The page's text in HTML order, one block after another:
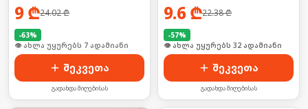
9 ₾24.02₾
-63%
🛒 ბოლო 24სთ-ში იყიდა 14-მა
შეკვეთა
გადახდა მიღებისას
9.6 ₾22.38₾
-57%
🛒 ბოლო 24სთ-ში იყიდა 43-მა
შეკვეთა
გადახდა მიღებისას